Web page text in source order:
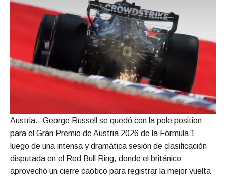
Austria.- George Russell se quedó con la pole position
para el Gran Premio de Austria 2026 de la Fórmula 1
luego de una intensa y dramática sesión de clasificación
disputada en el Red Bull Ring, donde el británico
aprovechó un cierre caótico para registrar la mejor vuelta